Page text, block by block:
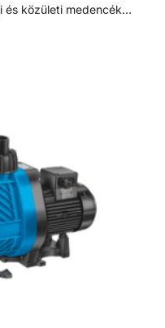
és közületi medencék
fedéllel rendelkezik.
telepíthető max. 5gr/l
keresztül. A szivattyú
felett, vagy max. 3 m-el